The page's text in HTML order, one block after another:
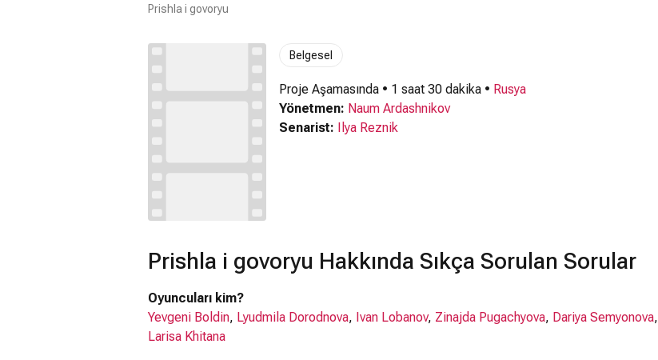
Prishla i govoryu
Belgesel
Proje Aşamasında • 1 saat 30 dakika • Rusya
Yönetmen: Naum Ardashnikov
Senarist: Ilya Reznik
Prishla i govoryu Hakkında Sıkça Sorulan Sorular
Oyuncuları kim?
Yevgeni Boldin, Lyudmila Dorodnova, Ivan Lobanov, Zinajda Pugachyova, Dariya Semyonova,
Larisa Khitana